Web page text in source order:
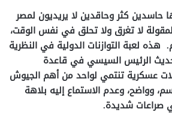
حاسدين كثر وحاقدين لا يريديون لمصر
لا تغرق ولا تحلق في نفس الوقت،
لعبة التوازنات الدولية في النظرية
حديث الرئيس السيسي في قاعدة
عسكرية تنتمي لواحد من أهم الجيوش
وواضح، وعدم الاستماع إليه بلاهة
صراعات شديدة.